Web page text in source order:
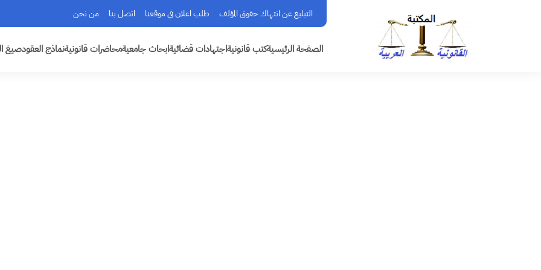
التبليغ عن انتهاك حقوق المؤلف طلب اعلان في موقعنا اتصل بنا من نحن
الصفحة الرئيسيةكتب قانونيةاجتهادات قضائيةابحاث جامعيةمحاضرات قانونيةنماذج العقودصيغ